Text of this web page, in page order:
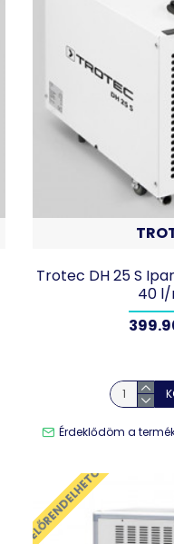
Trotec DH 25 S
40
Érdeklődöm a
ELŐRENDELHETŐ